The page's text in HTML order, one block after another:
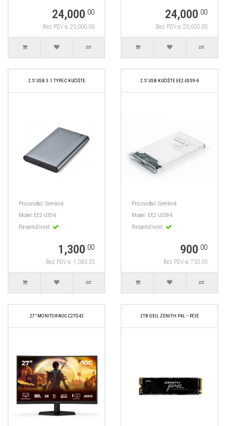
24,000.00
Bez PDV-a: 20,000.00
24,000.00
Bez PDV-a: 20,000.00
2.5' USB 3.1 TYPE-C KUĆIŠTE
Proizvođač: Gembird
Model: EE2-U3S-6
Raspoloživost:
1,300.00
Bez PDV-a: 1,083.33
2.5' USB KUĆIŠTE EE2-U3S9-6
Proizvođač: Gembird
Model: EE2-U3S9-6
Raspoloživost:
900.00
Bez PDV-a: 750.00
27" MONITOR AOC C27G42 2TB GEIL ZENITH P4L – PCIE